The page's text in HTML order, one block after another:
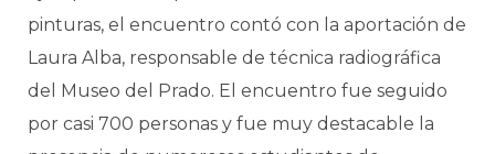
pinturas, el encuentro contó con la aportación de
Laura Alba, responsable de técnica radiográfica
del Museo del Prado. El encuentro fue seguido
por casi 700 personas y fue muy destacable la